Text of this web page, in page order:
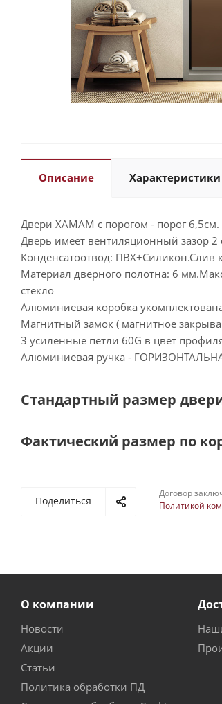
Описание Характеристики
Двери ХАМАМ с порогом - порог
Дверь имеет вентиляционный зазор
Конденсатоотвод: ПВХ+Силикон.Слив
Материал дверного полотна: 6
стекло
Алюминиевая коробка
Магнитный замок ( магнитное
3 усиленные петли 60G в цвет
Алюминиевая ручка -
Стандартный размер
Фактический размер по
Поделиться
Договор
Политикой
О компании
Новости
Акции
Статьи
Политика обработки ПД